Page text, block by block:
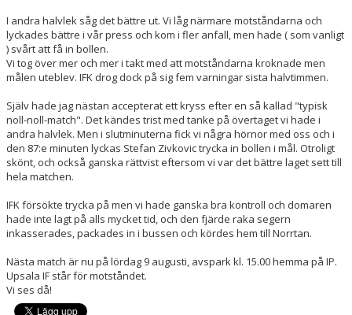
I andra halvlek såg det bättre ut. Vi låg närmare motståndarna och
lyckades bättre i vår press och kom i fler anfall, men hade ( som vanligt
) svårt att få in bollen.
Vi tog över mer och mer i takt med att motståndarna kroknade men
målen uteblev. IFK drog dock på sig fem varningar sista halvtimmen.
Själv hade jag nästan accepterat ett kryss efter en så kallad "typisk
noll-noll-match". Det kändes trist med tanke på övertaget vi hade i
andra halvlek. Men i slutminuterna fick vi några hörnor med oss och i
den 87:e minuten lyckas Stefan Zivkovic trycka in bollen i mål. Otroligt
skönt, och också ganska rättvist eftersom vi var det bättre laget sett till
hela matchen.
IFK försökte trycka på men vi hade ganska bra kontroll och domaren
hade inte lagt på alls mycket tid, och den fjärde raka segern
inkasserades, packades in i bussen och kördes hem till Norrtan.
Nästa match är nu på lördag 9 augusti, avspark kl. 15.00 hemma på IP.
Upsala IF står för motståndet.
Vi ses då!